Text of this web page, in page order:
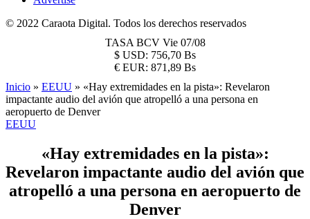
© 2022 Caraota Digital. Todos los derechos reservados
TASA BCV Vie 07/08
$ USD: 756,70 Bs
€ EUR: 871,89 Bs
Inicio » EEUU » «Hay extremidades en la pista»: Revelaron
impactante audio del avión que atropelló a una persona en
aeropuerto de Denver
EEUU
«Hay extremidades en la pista»:
Revelaron impactante audio del avión que
atropelló a una persona en aeropuerto de
Denver